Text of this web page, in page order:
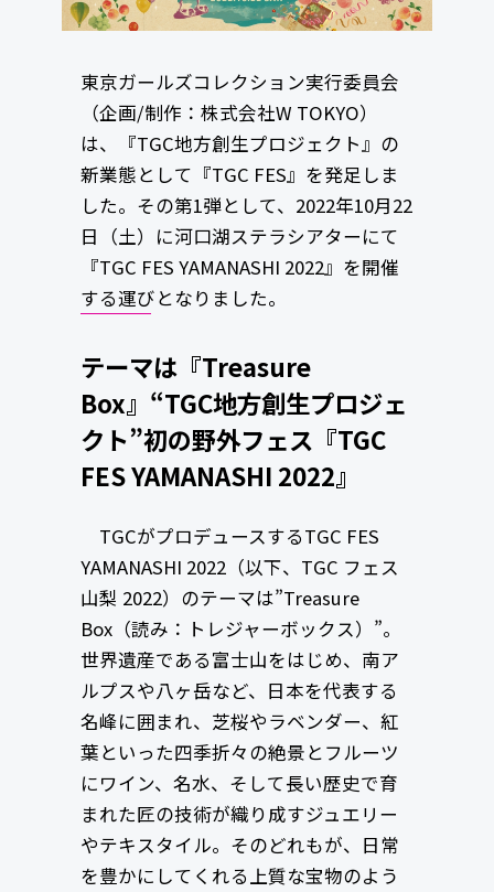
東京ガールズコレクション実行委員会
（企画/制作：株式会社W TOKYO）
は、『TGC地方創生プロジェクト』の
新業態として『TGC FES』を発足しま
した。その第1弾として、2022年10月22
日（土）に河口湖ステラシアターにて
『TGC FES YAMANASHI 2022』を開催
する運びとなりました。
テーマは『Treasure
Box』“TGC地方創生プロジェ
クト”初の野外フェス『TGC
FES YAMANASHI 2022』
TGCがプロデュースするTGC FES
YAMANASHI 2022（以下、TGC フェス
山梨 2022）のテーマは”Treasure
Box（読み：トレジャーボックス）”。
世界遺産である富士山をはじめ、南ア
ルプスや八ヶ岳など、日本を代表する
名峰に囲まれ、芝桜やラベンダー、紅
葉といった四季折々の絶景とフルーツ
にワイン、名水、そして長い歴史で育
まれた匠の技術が織り成すジュエリー
やテキスタイル。そのどれもが、日常
を豊かにしてくれる上質な宝物のよう